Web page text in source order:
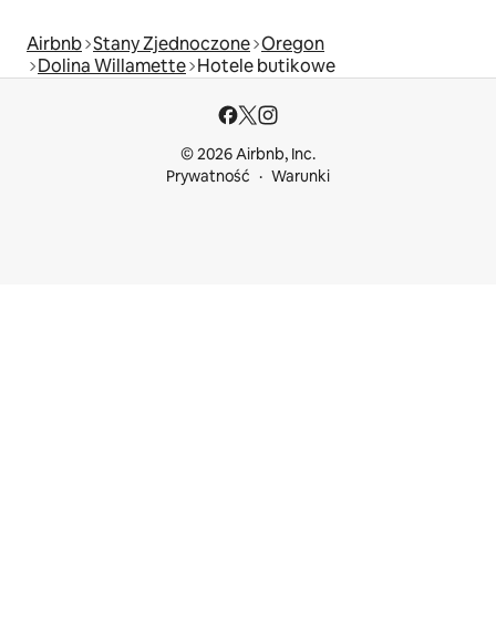
Airbnb Stany Zjednoczone Oregon
Dolina Willamette Hotele butikowe
© 2026 Airbnb, Inc.
Prywatność
Warunki